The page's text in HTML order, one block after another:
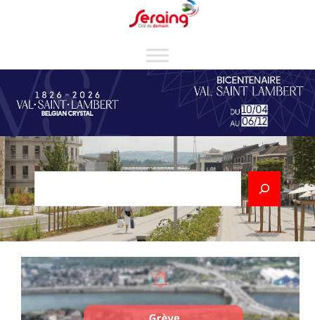
Rechercher
Cookies management panel